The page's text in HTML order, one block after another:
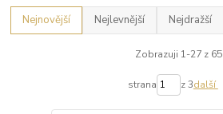
Nejnovější Nejlevnější Nejdražší
Zobrazuji 1-27 z 65
strana z 3další